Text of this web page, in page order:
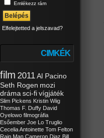
Emlékezz rám
Elfelejtetted a jelszavad?
CIMKÉK
film 2011Al Pacino
Seth Rogen mozi
dráma sci-fivígjáték
Slim Pickens Kristin Wiig
Thomas F. Duffy David
Oyelowo filmográfia
Esőember Joe Lo Truglio
Cecelia Antoinette Tom Felton
Rain Man Cameron Diaz Bill